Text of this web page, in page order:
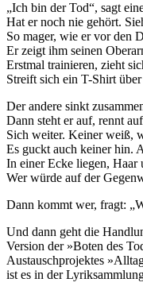
„Ich bin der Tod“, sagt
Hat er noch nie gehört.
So mager, wie er vor den
Er zeigt ihm seinen
Erstmal trainieren, zieht
Streift sich ein T-Shirt
Der andere sinkt
Dann steht er auf, rennt
Sich weiter. Keiner weiß,
Es guckt auch keiner hin.
In einer Ecke liegen, Haar
Wer würde auf der
Dann kommt wer, fragt:
Und dann geht die
Version der »Boten des
Austauschprojektes
ist es in der